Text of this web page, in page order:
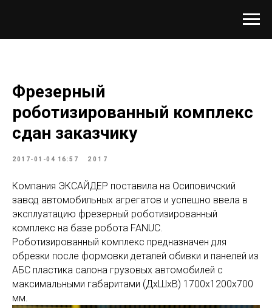
Фрезерный
роботизированный комплекс
сдан заказчику
2017-01-04 16:57 2017
Компания ЭКСАЙДЕР поставила на Осиповичский
завод автомобильных агрегатов и успешно ввела в
эксплуатацию фрезерный роботизированный
комплекс на базе робота FANUC.
Роботизированный комплекс предназначен для
обрезки после формовки деталей обивки и панелей из
АБС пластика салона грузовых автомобилей с
максимальными габаритами (ДхШхВ) 1700х1200х700
мм.